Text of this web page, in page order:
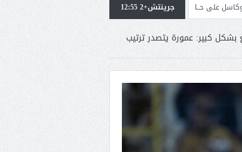
الموهوب شريڤي هيثم (لاعب ترجي الڤرانين) في ضيافة «الروح
جرينتش+2 12:55
بشكل كبير: عمورة يتصدر ترتيب